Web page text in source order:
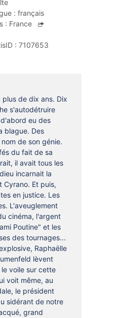
PAR
24H/24
: français
: France
: 7107653
plus de dix ans. Dix
s'autodétruire
eu des
blague. Des
de son génie.
du fait de sa
il avait tous les
incarnait la
Cyrano. Et puis,
en justice. Les
L'aveuglement
cinéma, l'argent
Poutine" et les
des tournages...
Raphaëlle
lèvent
voile sur cette
voit même, au
le président
sidérant de notre
grand